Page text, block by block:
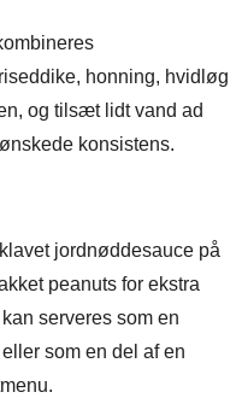
honning, hvidløg
og tilsæt lidt vand ad
konsistens.
jordnøddesauce på
peanuts for ekstra
serveres som en
som en del af en